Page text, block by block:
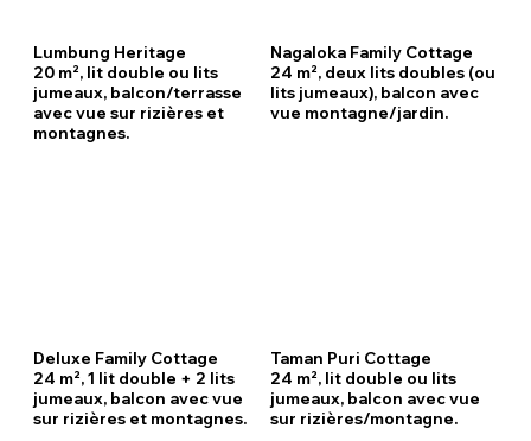
Lumbung Heritage
20 m², lit double ou lits
jumeaux, balcon/terrasse
avec vue sur rizières et
montagnes.
Nagaloka Family Cottage
24 m², deux lits doubles (ou
lits jumeaux), balcon avec
vue montagne/jardin.
Deluxe Family Cottage
24 m², 1 lit double + 2 lits
jumeaux, balcon avec vue
sur rizières et montagnes.
Taman Puri Cottage
24 m², lit double ou lits
jumeaux, balcon avec vue
sur rizières/montagne.